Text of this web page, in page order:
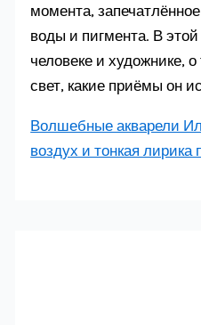
момента,
воды и пигмента. В
человеке и художнике,
свет, какие приёмы он
Волшебные акварели
воздух и тонкая лирика